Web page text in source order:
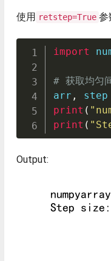
使用 retstep=True 参
import
# 获取均匀
arr , step
print (
print (
Output: